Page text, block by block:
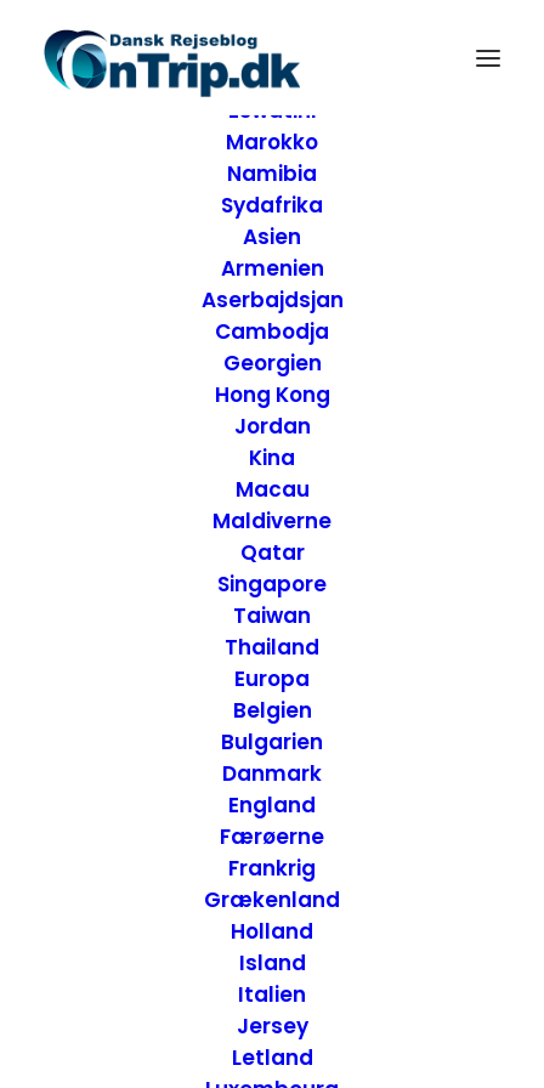
Destinationer
Afrika
Eswatini
Marokko
Namibia
Sydafrika
Asien
Armenien
Aserbajdsjan
Cambodja
Georgien
Hong Kong
Jordan
Kina
Macau
Maldiverne
Qatar
Singapore
Taiwan
Thailand
Europa
Belgien
Bulgarien
Danmark
England
Færøerne
Frankrig
Grækenland
Holland
Island
Italien
Jersey
Letland